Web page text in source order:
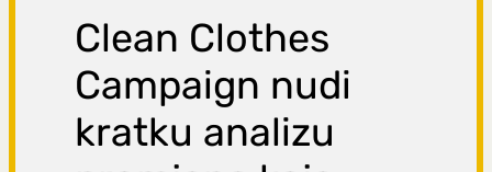
Clean Clothes
Campaign nudi
kratku analizu